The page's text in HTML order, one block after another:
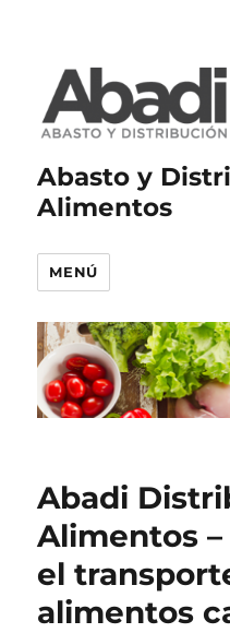
Abasto y
Alimentos
MENÚ
Abadi
Alimentos
el
alimentos